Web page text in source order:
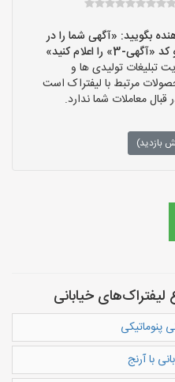
بگویید: «آگهی شما را در
اعلام کنید»
تبلیغات تولیدی ها و
مرتبط با لیفتراک است
معاملات شما ندارد.
بازدید)
خیابانی
پنوماتیکی
با آرنج